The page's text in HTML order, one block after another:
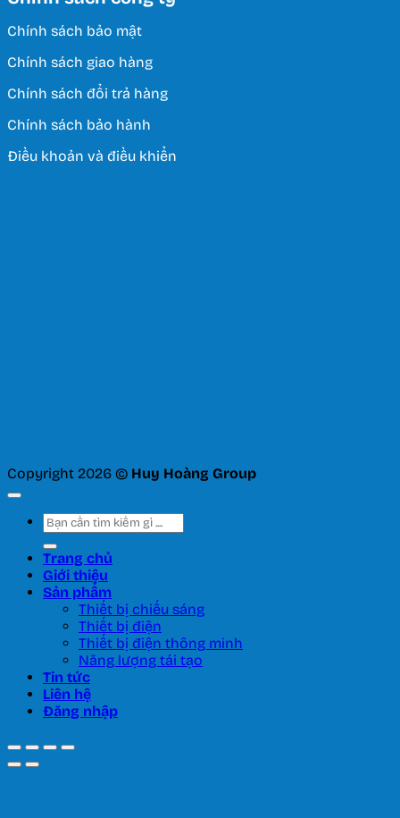
Chính sách bảo mật
Chính sách giao hàng
Chính sách đổi trả hàng
Chính sách bảo hành
Điều khoản và điều khiển
Copyright 2026 © Huy Hoàng Group
Tìm
kiếm:
Trang chủ
Giới thiệu
Sản phẩm
Thiết bị chiếu sáng
Thiết bị điện
Thiết bị điện thông minh
Năng lượng tái tạo
Tin tức
Liên hệ
Đăng nhập